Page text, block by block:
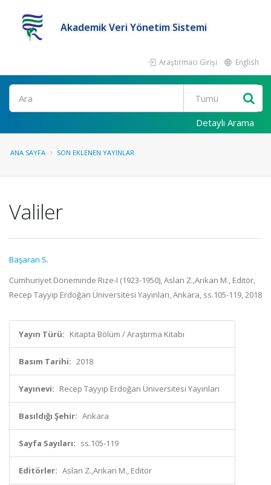
Akademik Veri Yönetim Sistemi
Araştırmacı Girişi English
Ara
Detaylı Arama
ANA SAYFA SON EKLENEN YAYINLAR
Valiler
Başaran S.
Cumhuriyet Döneminde Rize-I (1923-1950), Aslan Z.,Arıkan M., Editör,
Recep Tayyip Erdoğan Üniversitesi Yayınları, Ankara, ss.105-119, 2018
Yayın Türü: Kitapta Bölüm / Araştırma Kitabı
Basım Tarihi: 2018
Yayınevi: Recep Tayyip Erdoğan Üniversitesi Yayınları
Basıldığı Şehir: Ankara
Sayfa Sayıları: ss.105-119
Editörler: Aslan Z.,Arıkan M., Editör